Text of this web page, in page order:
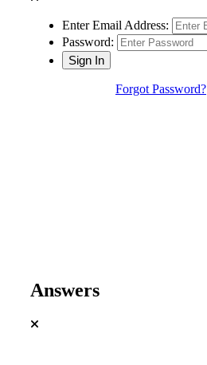
Enter Email Address:
Password:
Forgot Password?
Answers